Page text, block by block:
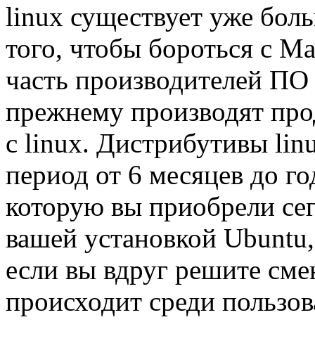
linux существует уже
того, чтобы бороться с
часть производителей
прежнему производят
с linux. Дистрибутивы
период от 6 месяцев до
которую вы приобрели
вашей установкой
если вы вдруг решите
происходит среди